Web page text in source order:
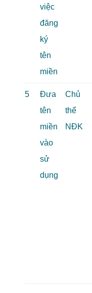
việc
đăng
ký
tên
miền
5
Đưa
tên
miền
vào
sử
dụng
Chủ
thể
NĐK